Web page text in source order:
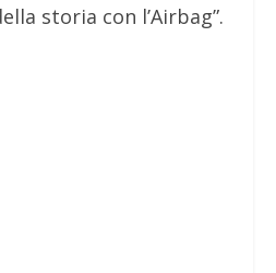
storia con l’Airbag”.